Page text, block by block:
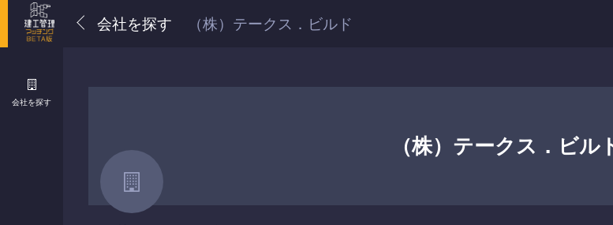
会社を探す （株）テークス．ビルド
（株）テークス．ビル
会社を探す